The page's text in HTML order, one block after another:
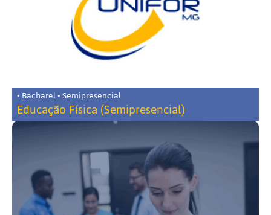
• Bacharel • Semipresencial
Educação Física (Semipresencial)